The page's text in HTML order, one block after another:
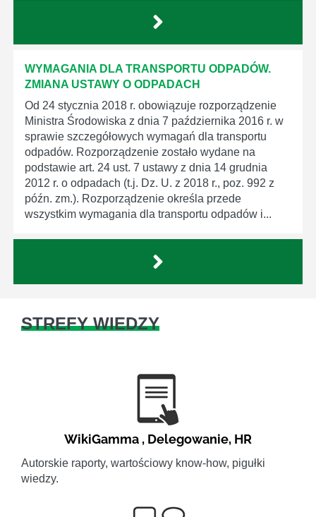
WYMAGANIA DLA TRANSPORTU ODPADÓW.
ZMIANA USTAWY O ODPADACH
Od 24 stycznia 2018 r. obowiązuje rozporządzenie
Ministra Środowiska z dnia 7 października 2016 r. w
sprawie szczegółowych wymagań dla transportu
odpadów. Rozporządzenie zostało wydane na
podstawie art. 24 ust. 7 ustawy z dnia 14 grudnia
2012 r. o odpadach (t.j. Dz. U. z 2018 r., poz. 992 z
późn. zm.). Rozporządzenie określa przede
wszystkim wymagania dla transportu odpadów i...
STREFY WIEDZY
WikiGamma , Delegowanie, HR
Autorskie raporty, wartościowy know-how, pigułki
wiedzy.